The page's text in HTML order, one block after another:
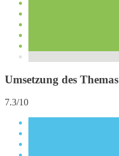
Umsetzung des Themas
7.3/10